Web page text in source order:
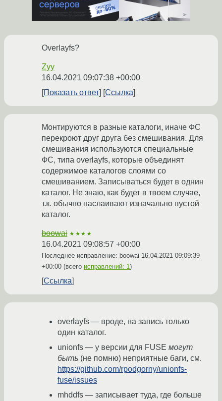
Overlayfs?
Zyy
16.04.2021 09:07:38 +00:00
Показать ответ
Ссылка
Монтируются в разные каталоги, иначе ФС
перекроют друг друга без смешивания. Для
смешивания используются специальные
ФС, типа overlayfs, которые объединят
содержимое каталогов слоями со
смешиванием. Записываться будет в однин
каталог. Не знаю, как будет в твоем случае,
т.к. обычно наслаивают изначально пустой
каталог.
boowai ★★★★
16.04.2021 09:08:57 +00:00
Последнее исправление: boowai 16.04.2021 09:09:39
+00:00 (всего исправлений: 1)
Ссылка
overlayfs — вроде, на запись только
один каталог.
unionfs — у версии для FUSE могут
быть (не помню) неприятные баги, см.
https://github.com/rpodgorny/unionfs-
fuse/issues
mhddfs — записывает туда, где больше